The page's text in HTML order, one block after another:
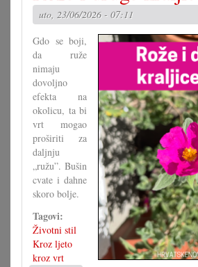
za
novi
zakon
uto, 23/06/2026 - 07:11
Gdo se boji,
da ruže
nimaju
dovoljno
efekta na
okolicu, ta bi
vrt mogao
proširiti za
daljnju
„ružu”. Bušin
cvate i dahne
skoro bolje.
Tagovi:
Životni stil
Kroz ljeto
kroz vrt